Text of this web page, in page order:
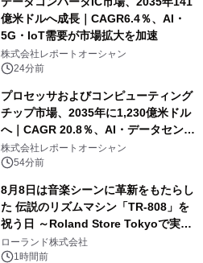
億米ドルへ成長｜CAGR6.4％、AI・
5G・IoT需要が市場拡大を加速
株式会社レポートオーシャン
24分前
プロセッサおよびコンピューティング
チップ市場、2035年に1,230億米ドル
へ｜CAGR 20.8％、AI・データセンタ
ー需要が成長を牽引
株式会社レポートオーシャン
54分前
8月8日は音楽シーンに革新をもたらし
た 伝説のリズムマシン「TR-808」を
祝う日 ～Roland Store Tokyoで実機
を展示しての 記念キャンペーンを開
催 英国ラジオ「NTS」の 特別プログ
ローランド株式会社
1時間前